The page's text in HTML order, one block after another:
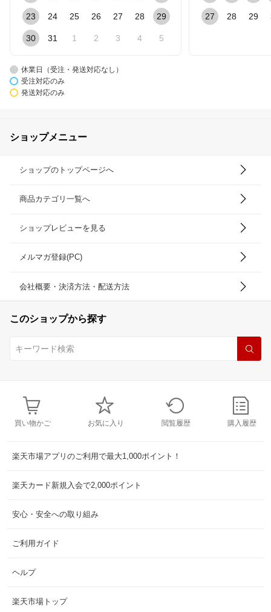
23 24 25 26 27 28 29
30 31 1 2 3 4 5
27 28 29
休業日（受注・発送対応なし）
受注対応のみ
発送対応のみ
ショップメニュー
ショップのトップページへ
商品カテゴリ一覧へ
ショップレビューを見る
メルマガ登録(PC)
会社概要・決済方法・配送方法
このショップから探す
買い物かご お気に入り 閲覧履歴 購入履歴
楽天市場アプリのご利用で最大1,000ポイント！
楽天カード新規入会で2,000ポイント
安心・安全への取り組み
ご利用ガイド
ヘルプ
楽天市場トップ